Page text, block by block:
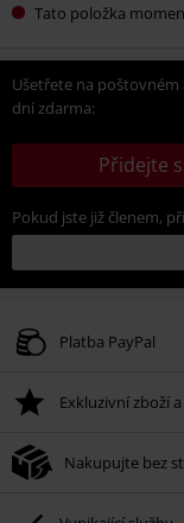
Tato položka
Ušetřete na poštovném
dní zdarma:
Přidejte
Pokud jste již členem,
Platba PayPal
Exkluzivní zboží
Nakupujte bez